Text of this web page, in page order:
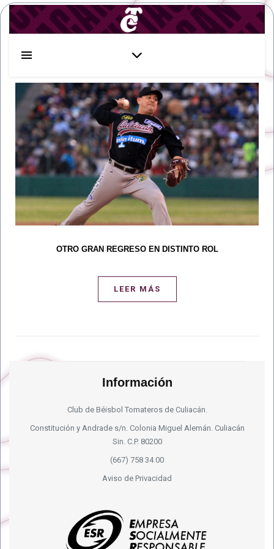
OTRO GRAN REGRESO EN DISTINTO ROL
LEER MÁS
Información
Club de Béisbol Tomateros de Culiacán.
Constitución y Andrade s/n. Colonia Miguel Alemán. Culiacán
Sin. C.P. 80200
(667) 758 34 00
Aviso de Privacidad